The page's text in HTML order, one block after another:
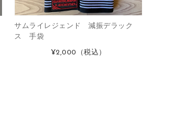
サムライレジェンド 減振デラック
ス 手袋
¥2,000 （税込）